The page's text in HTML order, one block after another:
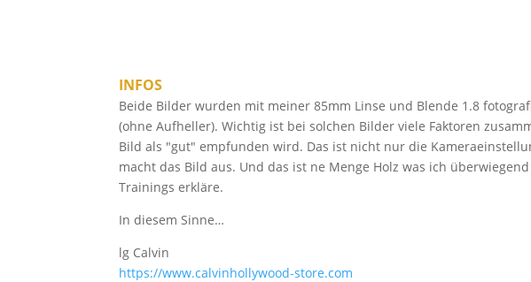
INFOS
Beide Bilder wurden mit meiner 85mm Linse und Blende 1.8
(ohne Aufheller). Wichtig ist bei solchen Bilder viele Faktoren
Bild als "gut" empfunden wird. Das ist nicht nur die
macht das Bild aus. Und das ist ne Menge Holz was ich
Trainings erkläre.
In diesem Sinne…
lg Calvin
https://​www.calvinhollywood-store.com